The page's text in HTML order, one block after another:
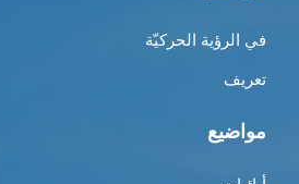
في الرؤية الحركيّة
تعريف
مواضيع